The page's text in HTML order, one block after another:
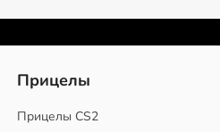
Прицелы
Прицелы CS2